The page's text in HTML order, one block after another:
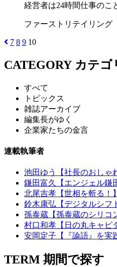
経営者は24時間仕事のこ
ファーストリテイリン
7 8 9 10
CATEGORY カテゴ
すべて
トピックス
雑誌アーカイブ
編集長がゆく
企業家たちの金言
連載執筆者
池田ゆう【社長のおしゃ
鎌田富久【エンジェル鎌田
北尾吉孝【世相を斬る！】
鈴木康弘【デジタルシフ
孫泰蔵【孫泰蔵のシリコ
村口和孝【日の丸キャピ
安岡定子【『論語』を実
TERM 期間で探す